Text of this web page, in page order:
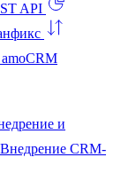
API
и
Внедрение CRM-